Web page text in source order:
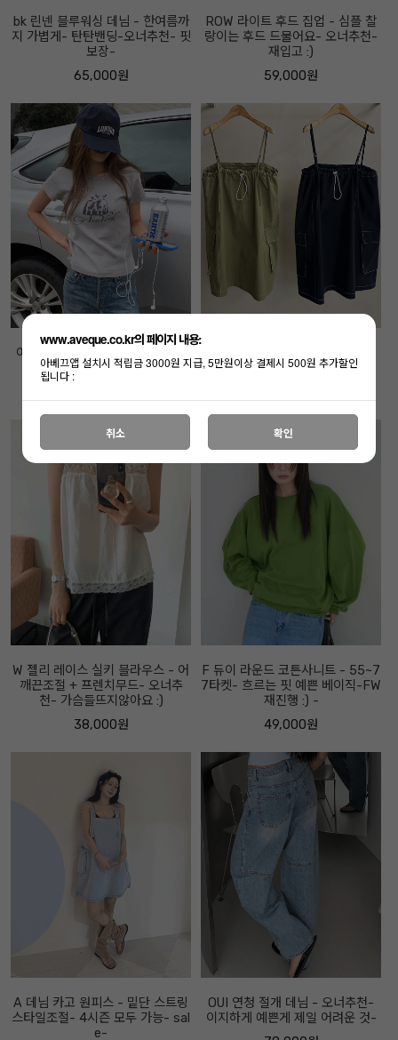
bk 린넨 블루워싱 데님 - 한여름까
지 가볍게- 탄탄밴딩-오너추천- 핏
보장-
65,000원
ROW 라이트 후드 집업 - 심플 찰
랑이는 후드 드물어요- 오너추천-
재입고 :)
59,000원
어드레스 리버런던 볼캡 - 빈티지
코드- 오너추천-
도 나일론 4계절용- 시원템-
W 젤리 레이스 실키 블라우스 - 어
깨끈조절 + 프렌치무드- 오너추
천- 가슴들뜨지않아요 :)
38,000원
F 듀이 라운드 코튼사니트 - 55~7
7타켓- 흐르는 핏 예쁜 베이직-FW
재진행 :) -
49,000원
A 데님 카고 원피스 - 밑단 스트링
스타일조절- 4시즌 모두 가능- sal
e-
OUI 연청 절개 데님 - 오너추천-
이지하게 예쁜게 제일 어려운 것-
www.aveque.co.kr의 페이지 내용:
아베끄앱 설치시 적립금 3000원 지급, 5만원이상 결제시 500원 추가할인
됩니다 :
취소 확인